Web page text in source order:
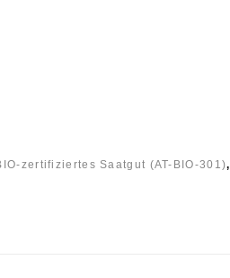
zertifiziertes Saatgut (AT-BIO-301),